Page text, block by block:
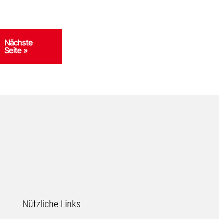
Gehe
zu
Nächste
Seite »
Nützliche Links